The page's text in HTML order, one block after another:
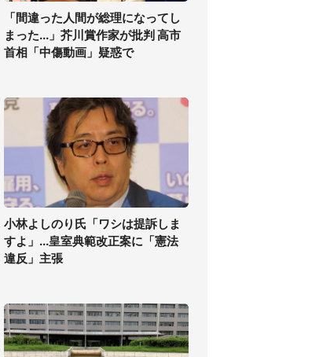
「間違った人間が総理になってし
まった...」芥川賞作家が批判 高市
首相「中傷動画」疑惑で
小林よしのり氏「ワシは提訴しま
すよ」...皇室典範改正案に「憲法
違反」主張